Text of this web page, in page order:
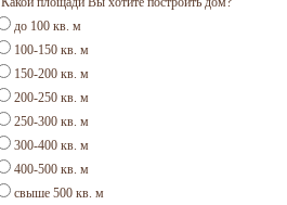
до 100 кв. м
100-150 кв. м
150-200 кв. м
200-250 кв. м
250-300 кв. м
300-400 кв. м
400-500 кв. м
свыше 500 кв. м